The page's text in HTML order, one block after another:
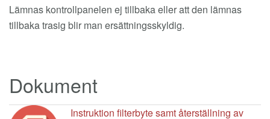
Lämnas kontrollpanelen ej tillbaka eller att den lämnas
tillbaka trasig blir man ersättningsskyldig.
Dokument
Instruktion filterbyte samt återställning av